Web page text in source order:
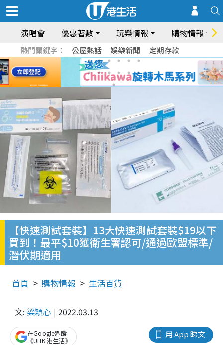
演唱會 優惠著數 玩樂情報 購物情報
熱門關鍵字： 公屋熱話 娛樂新聞 定期存款
【快速測試套裝】13大快速測試套裝$19以下
買到！最平$10獲衛生署認可/通過歐盟標準/
潛伏期適用
首頁 購物情報 生活百貨
文: 梁穎心 2022.03.13
用 App 睇文
在Google追蹤
《UHK 港生活》